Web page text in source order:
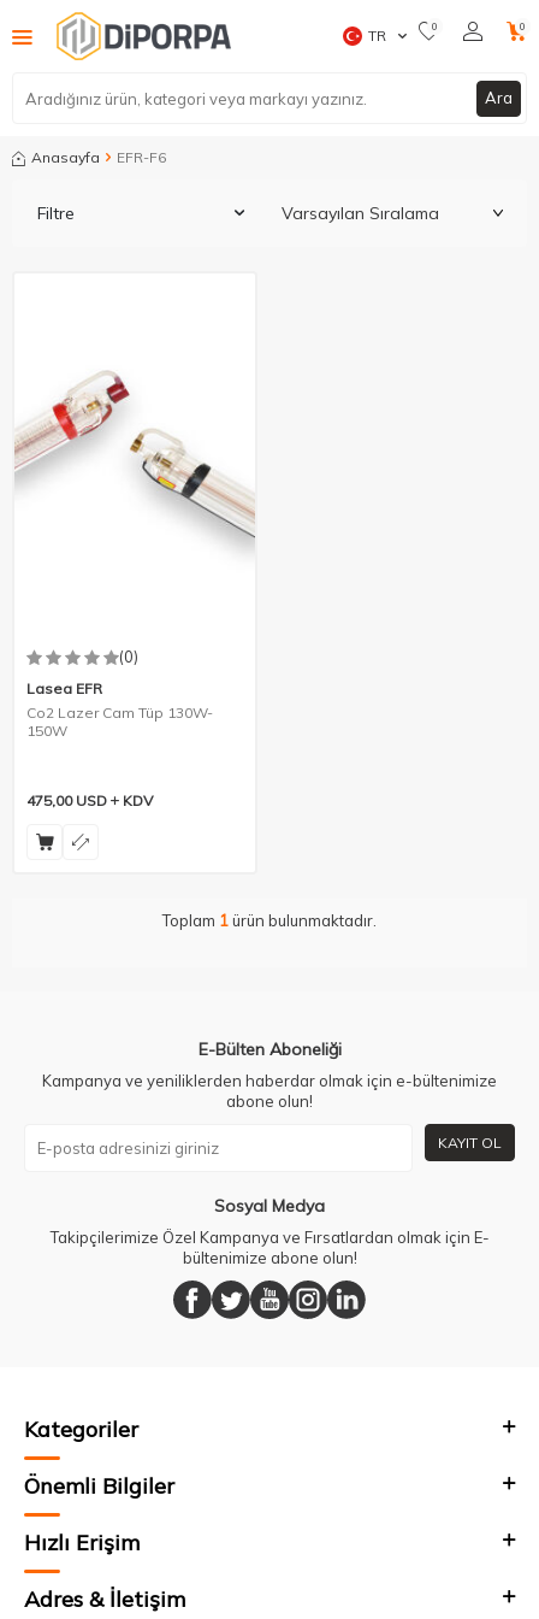
Ara
TR 0 0
Anasayfa EFR-F6
Filtre
(0)
Lasea EFR
Co2 Lazer Cam Tüp 130W-
150W
475,00USD KDV
Toplam 1ürün bulunmaktadır.
E-Bülten Aboneliği
Kampanya ve yeniliklerden haberdar olmak için e-bültenimize
abone olun!
KAYIT OL
Sosyal Medya
Takipçilerimize Özel Kampanya ve Fırsatlardan olmak için E-
bültenimize abone olun!
Kategoriler
Önemli Bilgiler
Hızlı Erişim
Adres & İletişim